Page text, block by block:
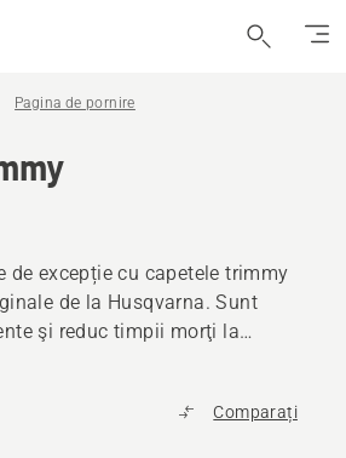
Pagina de pornire
de excepție cu capetele trimmy
de la Husqvarna. Sunt
şi reduc timpii morţi la
Comparați